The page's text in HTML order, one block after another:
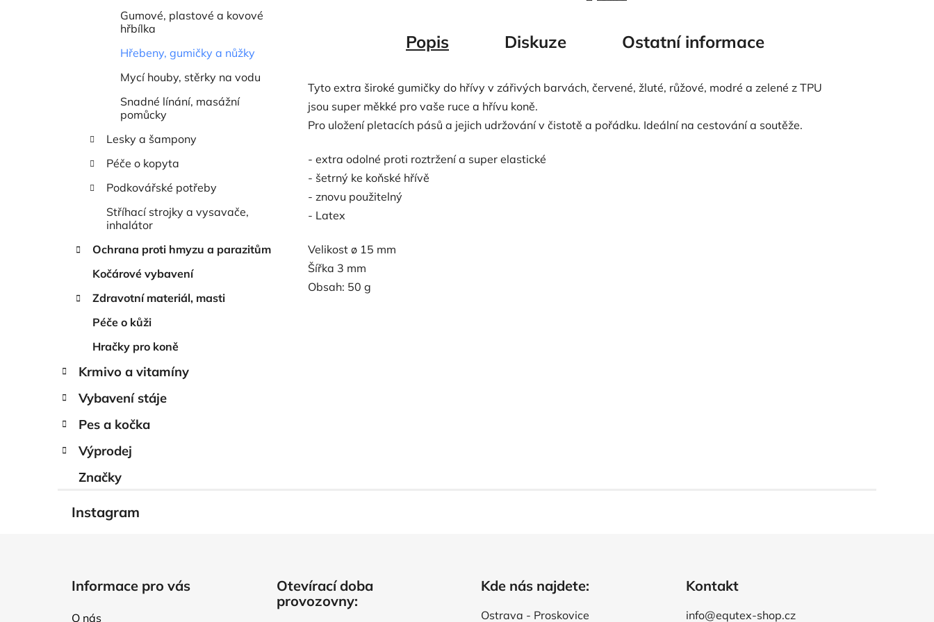
Gumové, plastové a kovové
hřbílka
Hřebeny, gumičky a nůžky
Mycí houby, stěrky na vodu
Snadné línání, masážní
pomůcky
Lesky a šampony
Péče o kopyta
Podkovářské potřeby
Stříhací strojky a vysavače,
inhalátor
Ochrana proti hmyzu a parazitům
Kočárové vybavení
Zdravotní materiál, masti
Péče o kůži
Hračky pro koně
Krmivo a vitamíny
Vybavení stáje
Pes a kočka
Výprodej
Značky
Popis Diskuze Ostatní informace
Tyto extra široké gumičky do hřívy v zářivých barvách, červené, žluté, růžové, modré a zelené z TPU
jsou super měkké pro vaše ruce a hřívu koně.
Pro uložení pletacích pásů a jejich udržování v čistotě a pořádku. Ideální na cestování a soutěže.
- extra odolné proti roztržení a super elastické
- šetrný ke koňské hřívě
- znovu použitelný
- Latex
Velikost ø 15 mm
Šířka 3 mm
Obsah: 50 g
Instagram
Informace pro vás
O nás
Otevírací doba
provozovny:
Kde nás najdete:
Ostrava - Proskovice
Kontakt
info@equtex-shop.cz